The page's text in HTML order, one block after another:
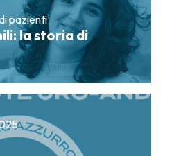
pazienti
la storia di